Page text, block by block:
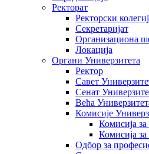
Ректорат
Ректорски
Секретаријат
Организациона
Локација
Органи Универзитета
Ректор
Савет
Сенат
Већа
Комисије
Комисија
Комисија за
Одбор за